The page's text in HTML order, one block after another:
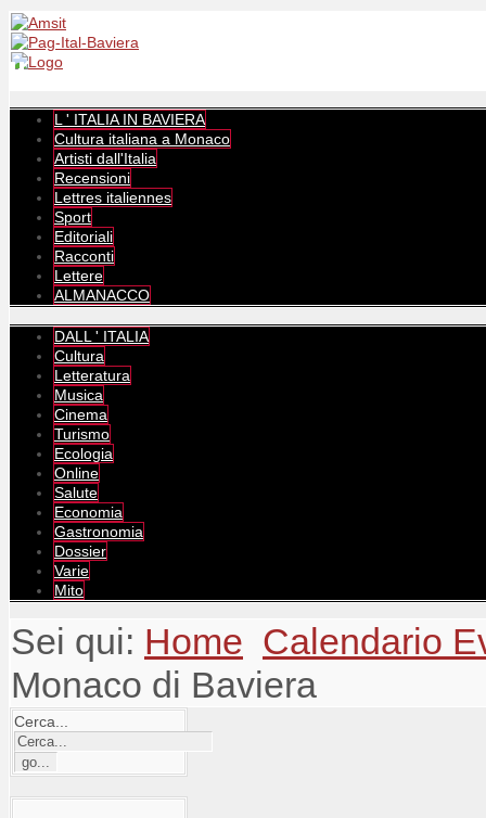
L ' ITALIA IN BAVIERA
Cultura italiana a Monaco
Artisti dall'Italia
Recensioni
Lettres italiennes
Sport
Editoriali
Racconti
Lettere
ALMANACCO
DALL ' ITALIA
Cultura
Letteratura
Musica
Cinema
Turismo
Ecologia
Online
Salute
Economia
Gastronomia
Dossier
Varie
Mito
Sei qui: Home Calendario
Monaco di Baviera
Cerca...